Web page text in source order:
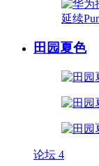
田园夏色
论坛 4